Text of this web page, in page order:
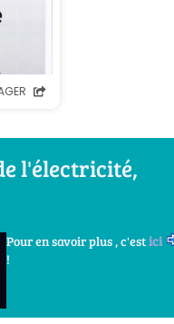
l'électricité,
Pour en savoir plus , c'estici
!